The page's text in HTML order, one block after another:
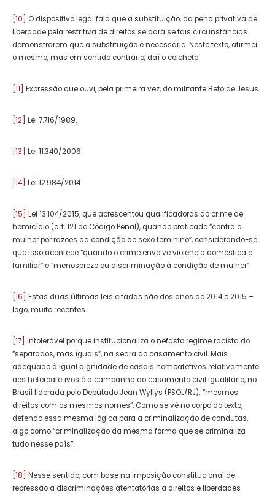
[10]
O dispositivo legal fala que a substituição, da pena privativa de
liberdade pela restritiva de direitos se dará se tais circunstâncias
demonstrarem que a substituição é necessária. Neste texto, afirmei
o mesmo, mas em sentido contrário, daí o colchete.
[11] Expressão que ouvi, pela primeira vez, do militante Beto de Jesus.
[12] Lei 7.716/1989.
[13] Lei 11.340/2006.
[14] Lei 12.984/2014.
[15]
Lei 13.104/2015, que acrescentou qualificadoras ao crime de
homicídio (art. 121 do Código Penal), quando praticado “contra a
mulher por razões da condição de sexo feminino”, considerando-se
que isso acontece “quando o crime envolve violência doméstica e
familiar” e “menosprezo ou discriminação à condição de mulher”.
[16]
Estas duas últimas leis citadas são dos anos de 2014 e 2015 –
logo, muito recentes.
[17] Intolerável porque institucionaliza o nefasto regime racista do
“separados, mas iguais”, na seara do casamento civil. Mais
adequado à igual dignidade de casais homoafetivos relativamente
aos heteroafetivos é a campanha do casamento civil igualitário, no
Brasil liderada pelo Deputado Jean Wyllys (PSOL/RJ): “mesmos
direitos com os mesmos nomes”. Como se vê no corpo do texto,
defendo essa mesma lógica para a criminalização de condutas,
algo como “criminalização da mesma forma que se criminaliza
tudo nesse país”.
[18]
Nesse sentido, com base na imposição constitucional de
repressão a discriminações atentatórias a direitos e liberdades